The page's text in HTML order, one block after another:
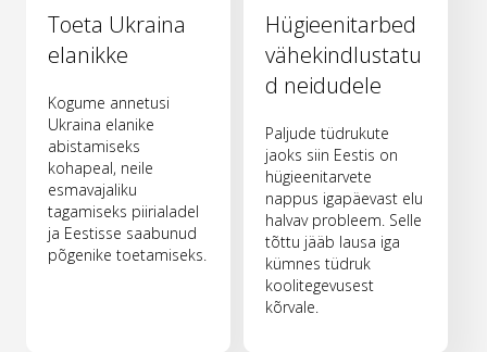
Toeta Ukraina
elanikke
Kogume annetusi
Ukraina elanike
abistamiseks
kohapeal, neile
esmavajaliku
tagamiseks piirialadel
ja Eestisse saabunud
põgenike toetamiseks.
Hügieenitarbed
vähekindlustatu
d neidudele
Paljude tüdrukute
jaoks siin Eestis on
hügieenitarvete
nappus igapäevast elu
halvav probleem. Selle
tõttu jääb lausa iga
kümnes tüdruk
koolitegevusest
kõrvale.